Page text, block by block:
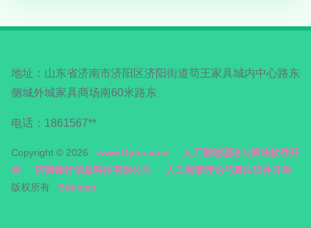
地址：山东省济南市济阳区济阳街道苟王家具城内中心路东
侧城外城家具商场南60米路东
电话：1861567**
Copyright © 2026 www.ffyos.com
人工智能理论与算法软件开
发
济南锋行信息科技有限公司
人工智能理论与算法软件开发
版权所有
Sitemap